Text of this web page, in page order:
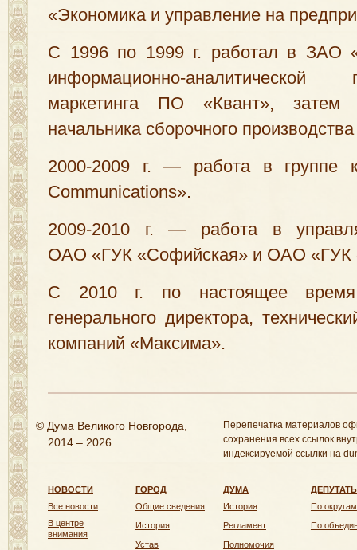
«Экономика и управление на
С 1996 по 1999 г. работал в ЗАО
информационно-
маркетинга ПО «Квант», затем
начальника сборочного
2000-2009 г. — работа в группе
Communications».
2009-2010 г. — работа в
ОАО «ГУК «Софийская» и ОАО «ГУК
С 2010 г. по настоящее
генерального директора,
компаний «Максима».
© Дума Великого Новгорода,
2014 – 2026
Перепечатка материалов
сохранения всех ссылок
индексируемой ссылки на
НОВОСТИ
Все новости
В центре
внимания
ГОРОД
Общие сведения
История
Устав
ДУМА
История
Регламент
Полномочия
По округам
По